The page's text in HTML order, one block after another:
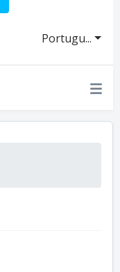
Portugu...